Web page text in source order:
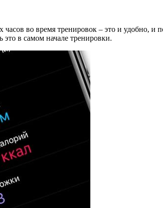
во время тренировок – это и удобно,
в самом начале тренировки.